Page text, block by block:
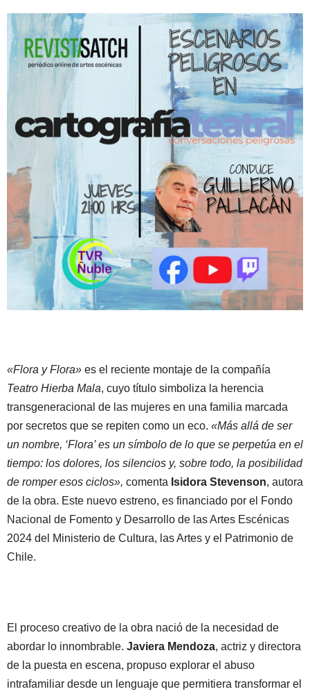
«Flora y Flora» es el reciente montaje de la compañía
Teatro Hierba Mala, cuyo título simboliza la herencia
transgeneracional de las mujeres en una familia marcada
por secretos que se repiten como un eco. «Más allá de ser
un nombre, ‘Flora’ es un símbolo de lo que se perpetúa en el
tiempo: los dolores, los silencios y, sobre todo, la posibilidad
de romper esos ciclos», comenta Isidora Stevenson, autora
de la obra. Este nuevo estreno, es financiado por el Fondo
Nacional de Fomento y Desarrollo de las Artes Escénicas
2024 del Ministerio de Cultura, las Artes y el Patrimonio de
Chile.
El proceso creativo de la obra nació de la necesidad de
abordar lo innombrable. Javiera Mendoza, actriz y directora
de la puesta en escena, propuso explorar el abuso
intrafamiliar desde un lenguaje que permitiera transformar el